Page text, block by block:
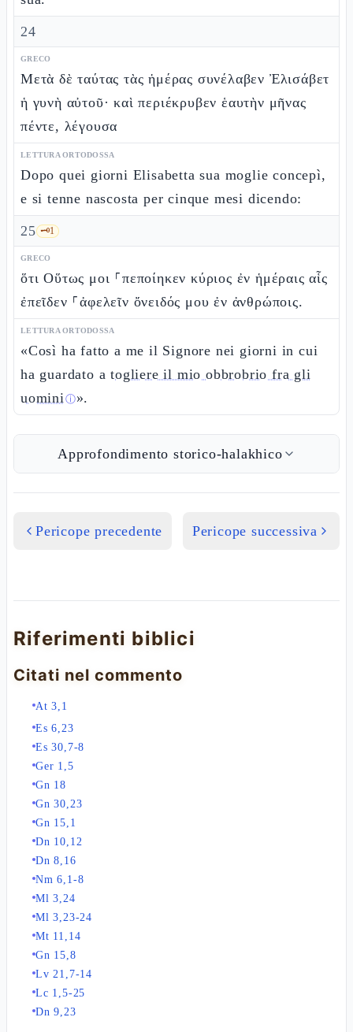
24
GRECO
Μετὰ δὲ ταύτας τὰς ἡμέρας συνέλαβεν Ἐλισάβετ
ἡ γυνὴ αὐτοῦ· καὶ περιέκρυβεν ἑαυτὴν μῆνας
πέντε, λέγουσα
LETTURA ORTODOSSA
Dopo quei giorni Elisabetta sua moglie concepì,
e si tenne nascosta per cinque mesi dicendo:
25 🗝️1
GRECO
ὅτι Οὕτως μοι ⸀πεποίηκεν κύριος ἐν ἡμέραις αἷς
ἐπεῖδεν ⸀ἀφελεῖν ὄνειδός μου ἐν ἀνθρώποις.
LETTURA ORTODOSSA
«Così ha fatto a me il Signore nei giorni in cui
ha guardato atogliere il mio obbrobrio fra gli
uominiⓘ».
Approfondimento storico-halakhico
Pericope precedente Pericope successiva
Riferimenti biblici
Citati nel commento
At 3,1
Es 6,23
Es 30,7-8
Ger 1,5
Gn 18
Gn 30,23
Gn 15,1
Dn 10,12
Dn 8,16
Nm 6,1-8
Ml 3,24
Ml 3,23-24
Mt 11,14
Gn 15,8
Lv 21,7-14
Lc 1,5-25
Dn 9,23